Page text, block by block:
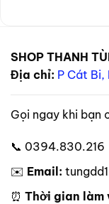
SHOP THANH
Địa chỉ: P Cát Bi,
Gọi ngay khi bạn
📞 0394.830.216
✉️ Email:
⏰ Thời gian làm